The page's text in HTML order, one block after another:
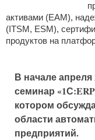
активами (EAM),
(ITSM, ESM),
продуктов на
В начале
семинар
котором
области
предприятий.